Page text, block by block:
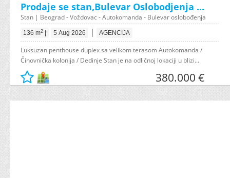
Prodaje se stan,Bulevar Oslobodjenja ...
Stan | Beograd - Voždovac - Autokomanda - Bulevar oslobođenja
136 m2 5 Aug 2026 | AGENCIJA
Luksuzan penthouse duplex sa velikom terasom Autokomanda /
Činovnička kolonija / Dedinje Stan je na odličnoj lokaciji u blizi...
380.000 €